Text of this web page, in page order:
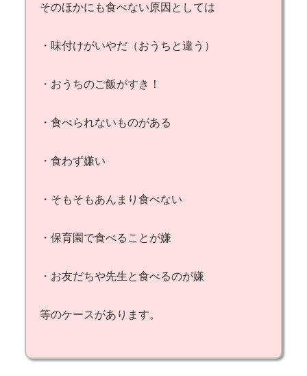
そのほかにも食べない原因としては
・味付けがいやだ（おうちと違う）
・おうちのご飯がすき！
・食べられないものがある
・食わず嫌い
・そもそもあんまり食べない
・保育園で食べることが嫌
・お友だちや先生と食べるのが嫌
等のケースがあります。